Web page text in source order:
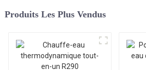
Produits Les Plus Vendus